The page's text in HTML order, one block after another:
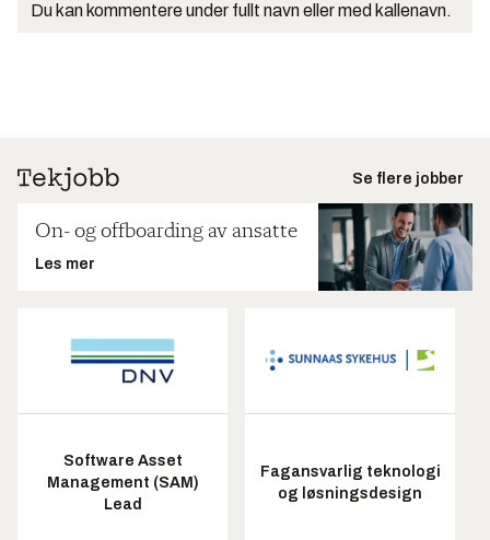
Du kan kommentere under fullt navn eller med kallenavn.
Se flere jobber
On- og offboarding av ansatte
Les mer
Software Asset
Management (SAM)
Lead
Fagansvarlig teknologi
og løsningsdesign